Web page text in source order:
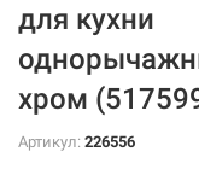
для кухни
хром
Артикул: 226556